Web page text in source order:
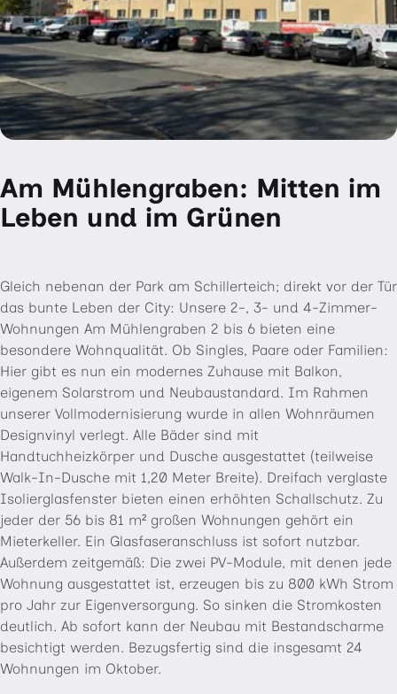
Am Mühlengraben: Mitten im
Leben und im Grünen
Gleich nebenan der Park am Schillerteich; direkt vor der Tür
das bunte Leben der City: Unsere 2-, 3- und 4-Zimmer-
Wohnungen Am Mühlengraben 2 bis 6 bieten eine
besondere Wohnqualität. Ob Singles, Paare oder Familien:
Hier gibt es nun ein modernes Zuhause mit Balkon,
eigenem Solarstrom und Neubaustandard. Im Rahmen
unserer Vollmodernisierung wurde in allen Wohnräumen
Designvinyl verlegt. Alle Bäder sind mit
Handtuchheizkörper und Dusche ausgestattet (teilweise
Walk-In-Dusche mit 1,20 Meter Breite). Dreifach verglaste
Isolierglasfenster bieten einen erhöhten Schallschutz. Zu
jeder der 56 bis 81 m² großen Wohnungen gehört ein
Mieterkeller. Ein Glasfaseranschluss ist sofort nutzbar.
Außerdem zeitgemäß: Die zwei PV-Module, mit denen jede
Wohnung ausgestattet ist, erzeugen bis zu 800 kWh Strom
pro Jahr zur Eigenversorgung. So sinken die Stromkosten
deutlich. Ab sofort kann der Neubau mit Bestandscharme
besichtigt werden. Bezugsfertig sind die insgesamt 24
Wohnungen im Oktober.